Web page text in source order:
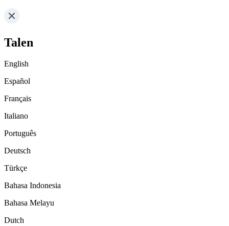
Talen
English
Español
Français
Italiano
Português
Deutsch
Türkçe
Bahasa Indonesia
Bahasa Melayu
Dutch